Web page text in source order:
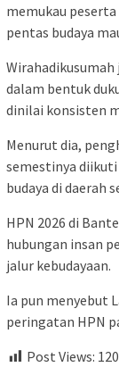
memukau
pentas budaya
dalam bentuk
dinilai konsisten
Menurut dia,
semestinya
budaya di daerah
HPN 2026 di
hubungan insan
jalur kebudayaan.
Ia pun menyebut
peringatan HPN
Post Views: 120